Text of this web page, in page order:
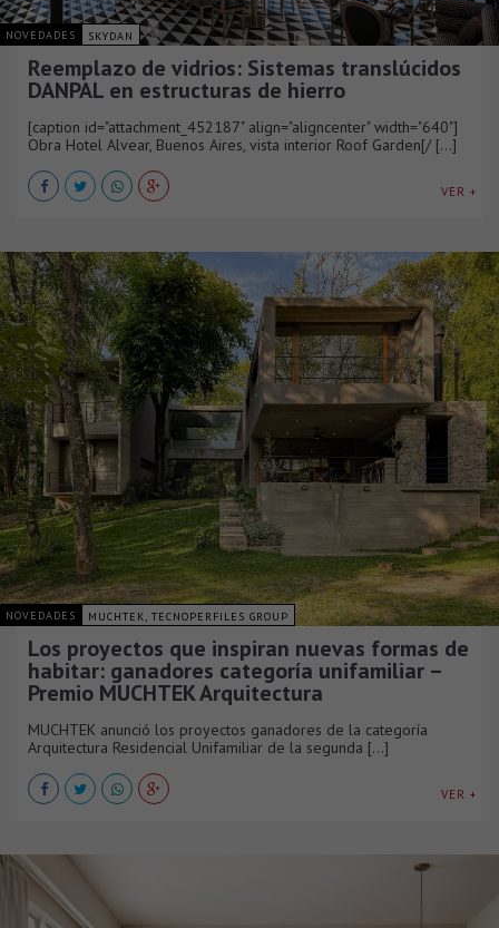
NOVEDADES SKYDAN
Reemplazo de vidrios: Sistemas translúcidos
DANPAL en estructuras de hierro
[caption id="attachment_452187" align="aligncenter" width="640"]
Obra Hotel Alvear, Buenos Aires, vista interior Roof Garden[/ [...]
VER +
NOVEDADES MUCHTEK, TECNOPERFILES GROUP
Los proyectos que inspiran nuevas formas de
habitar: ganadores categoría unifamiliar –
Premio MUCHTEK Arquitectura
MUCHTEK anunció los proyectos ganadores de la categoría
Arquitectura Residencial Unifamiliar de la segunda [...]
VER +